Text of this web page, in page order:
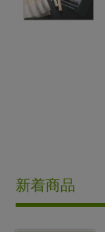
新着商品